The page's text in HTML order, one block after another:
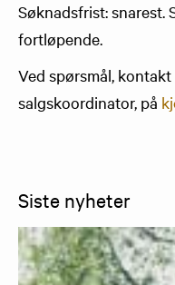
Søknadsfrist: snarest.
fortløpende.
Ved spørsmål,
salgskoordinator, på
Siste nyheter